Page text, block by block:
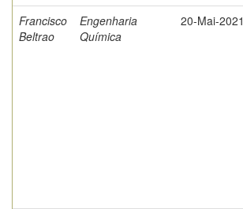
Francisco
Beltrao
Engenharia
Química
20-Mai-2021